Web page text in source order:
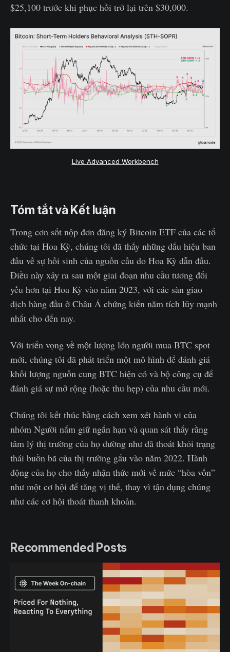
$25,100 trước khi phục hồi trở lại trên $30,000.
Live Advanced Workbench
Tóm tắt và Kết luận
Trong cơn sốt nộp đơn đăng ký Bitcoin ETF của các tổ
chức tại Hoa Kỳ, chúng tôi đã thấy những dấu hiệu ban
đầu về sự hồi sinh của nguồn cầu do Hoa Kỳ dẫn đầu.
Điều này xảy ra sau một giai đoạn nhu cầu tương đối
yếu hơn tại Hoa Kỳ vào năm 2023, với các sàn giao
dịch hàng đầu ở Châu Á chứng kiến năm tích lũy mạnh
nhất cho đến nay.
Với triển vọng về một lượng lớn người mua BTC spot
mới, chúng tôi đã phát triển một mô hình để đánh giá
khối lượng nguồn cung BTC hiện có và bộ công cụ để
đánh giá sự mở rộng (hoặc thu hẹp) của nhu cầu mới.
Chúng tôi kết thúc bằng cách xem xét hành vi của
nhóm Người nắm giữ ngắn hạn và quan sát thấy rằng
tâm lý thị trường của họ dường như đã thoát khỏi trạng
thái buồn bã của thị trường gấu vào năm 2022. Hành
động của họ cho thấy nhận thức mới về mức “hòa vốn”
như một cơ hội để tăng vị thế, thay vì tận dụng chúng
như các cơ hội thoát thanh khoản.
Recommended Posts